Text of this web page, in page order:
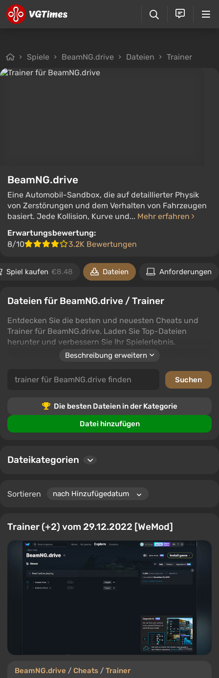
Spiele BeamNG.drive Dateien Trainer
BeamNG.drive
Eine Automobil-Sandbox, die auf detaillierter Physik
von Zerstörungen und dem Verhalten von Fahrzeugen
basiert. Jede Kollision, Kurve und... Mehr erfahren
Erwartungsbewertung:
8/10
3.2K Bewertungen
Spiel kaufen €8.48 Dateien Anforderungen
Dateien für BeamNG.drive / Trainer
Entdecken Sie die besten und neuesten Cheats und
Trainer für BeamNG.drive. Laden Sie Top-Dateien
herunter und verbessern Sie Ihr Spielerlebnis.
Diese Kategorie bietet erstklassige Cheats und Trainer,
die Zugang zu neuen Funktionen und Vorteilen in
BeamNG.drive bieten. Verschiedene Downloads stehen
anzupassen.
Benutzer können Dateien bewerten, Kommentare
hinterlassen und Erfahrungen teilen, was bei der
Beschreibung erweitern
Die besten Dateien in der Kategorie
Datei hinzufügen
Dateikategorien
Sortieren
Trainer (+2) vom 29.12.2022 [WeMod]
BeamNG.drive / Cheats / Trainer